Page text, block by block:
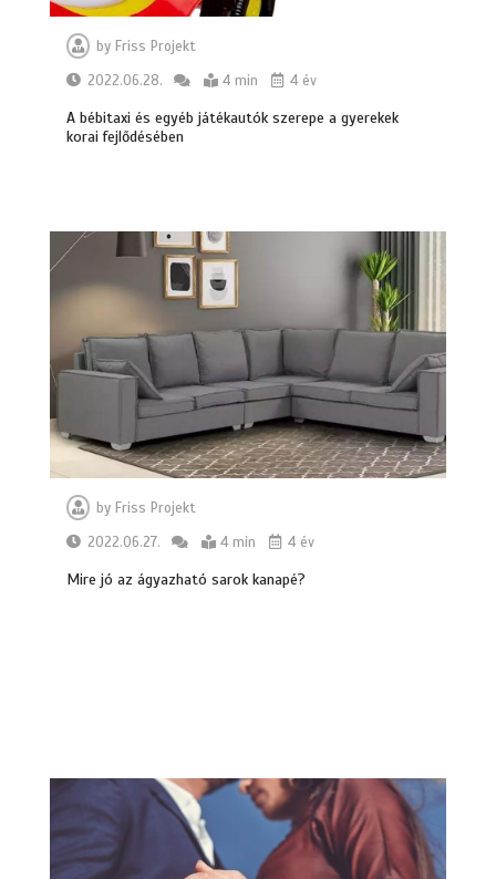
by Friss Projekt
2022.06.28.
4 min 4 év
A bébitaxi és egyéb játékautók szerepe a gyerekek
korai fejlődésében
by Friss Projekt
2022.06.27.
4 min 4 év
Mire jó az ágyazható sarok kanapé?